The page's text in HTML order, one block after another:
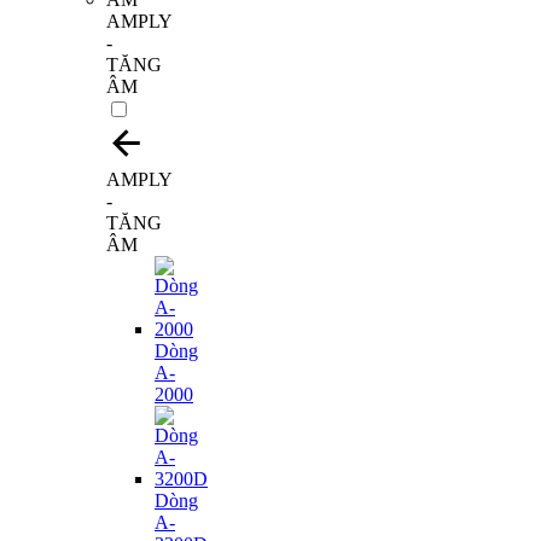
AMPLY
-
TĂNG
ÂM
AMPLY
-
TĂNG
ÂM
Dòng
A-
2000
Dòng
A-